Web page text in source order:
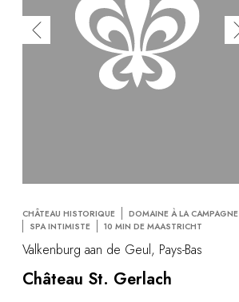
CHÂTEAU HISTORIQUE
DOMAINE À LA CAMPAGNE
SPA INTIMISTE
10 MIN DE MAASTRICHT
Valkenburg aan de Geul, Pays-Bas
Château St. Gerlach